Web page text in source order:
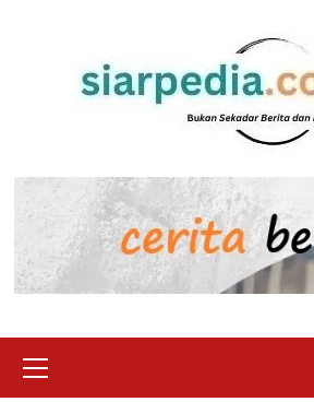
Menu